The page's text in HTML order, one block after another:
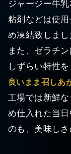
ジャージー牛
粘剤などは使
め凍結致しまし
また、ゼラチ
しずらい特性
良いまま召しあ
工場では新鮮
め仕入れた当
のも、美味しさ